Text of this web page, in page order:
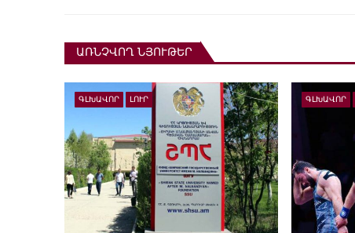
ԱՌՆՉՎՈՂ ՆՅՈՒԹԵՐ
ԳԼԽԱՎՈՐ ԼՈՒՐ ԳԼԽԱՎՈՐ